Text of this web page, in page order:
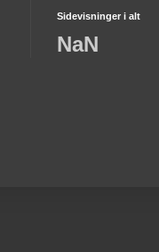
Sidevisninger i alt
NaN